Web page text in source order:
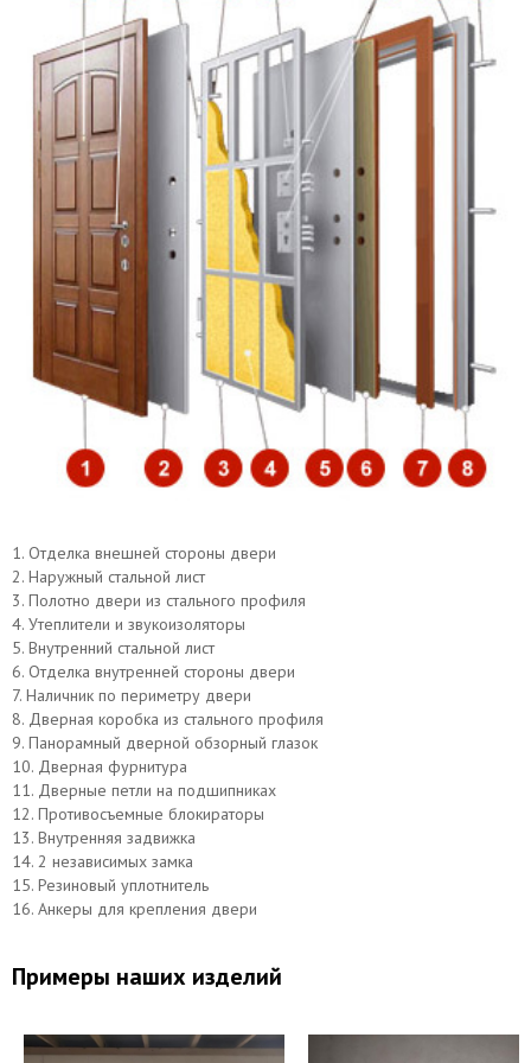
Обналичка по периметру
коробки
50×2 мм
Резиновый уплотнитель
по периметру полотна и коробки
E, D
Притворная планка
(нащельник)
полоса 16×4 мм
диаметр 20 мм
Противосъемные устройства противосъёмные блокираторы
Отделка снаружи порошковое напыление
Отделка внутри порошковое напыление
Дополнительно стеклопакет
Верхний замок САМ
1. Отделка внешней стороны двери
2. Наружный стальной лист
3. Полотно двери из стального профиля
4. Утеплители и звукоизоляторы
5. Внутренний стальной лист
6. Отделка внутренней стороны двери
7. Наличник по периметру двери
8. Дверная коробка из стального профиля
9. Панорамный дверной обзорный глазок
10. Дверная фурнитура
11. Дверные петли на подшипниках
12. Противосъемные блокираторы
13. Внутренняя задвижка
14. 2 независимых замка
15. Резиновый уплотнитель
16. Анкеры для крепления двери
Примеры наших изделий